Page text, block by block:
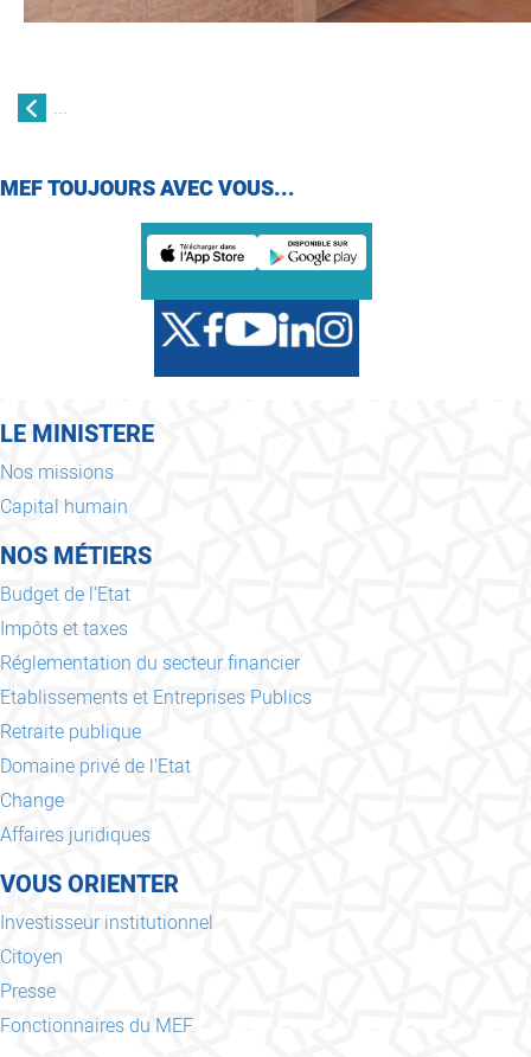
...
MEF TOUJOURS AVEC VOUS...
LE MINISTERE
Nos missions
Capital humain
NOS MÉTIERS
Budget de l'Etat
Impôts et taxes
Réglementation du secteur financier
Etablissements et Entreprises Publics
Retraite publique
Domaine privé de l'Etat
Change
Affaires juridiques
VOUS ORIENTER
Investisseur institutionnel
Citoyen
Presse
Fonctionnaires du MEF